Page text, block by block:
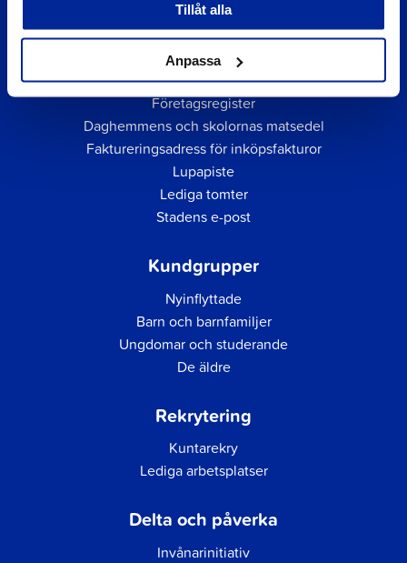
Tillåt alla
Anpassa
Snabblänkar
Företagsregister
Daghemmens och skolornas matsedel
Faktureringsadress för inköpsfakturor
Lupapiste
Lediga tomter
Stadens e-post
Kundgrupper
Nyinflyttade
Barn och barnfamiljer
Ungdomar och studerande
De äldre
Rekrytering
Kuntarekry
Lediga arbetsplatser
Delta och påverka
Invånarinitiativ